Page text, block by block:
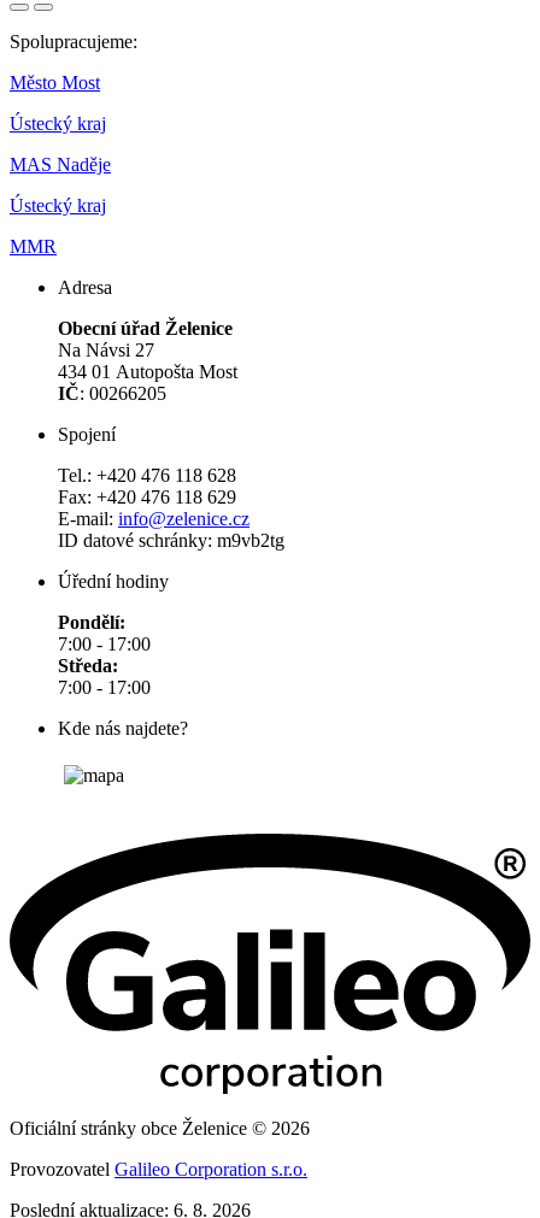
Spolupracujeme:
Město Most
Ústecký kraj
MAS Naděje
Ústecký kraj
MMR
Adresa
Obecní úřad Želenice
Na Návsi 27
434 01 Autopošta Most
IČ: 00266205
Spojení
Tel.: +420 476 118 628
Fax: +420 476 118 629
E-mail: info@zelenice.cz
ID datové schránky: m9vb2tg
Úřední hodiny
Pondělí:
7:00 - 17:00
Středa:
7:00 - 17:00
Kde nás najdete?
Oficiální stránky obce Želenice © 2026
Provozovatel Galileo Corporation s.r.o.
Poslední aktualizace: 6. 8. 2026